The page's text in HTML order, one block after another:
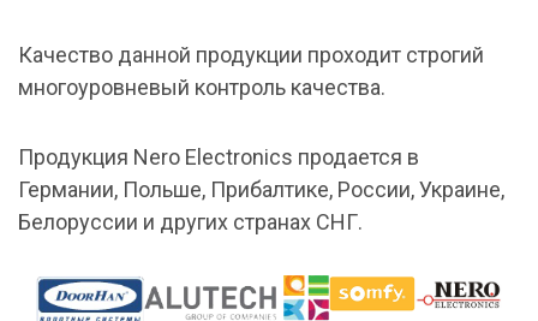
Качество данной продукции проходит строгий
многоуровневый контроль качества.
Продукция Nero Electronics продается в
Германии, Польше, Прибалтике, России, Украине,
Белоруссии и других странах СНГ.